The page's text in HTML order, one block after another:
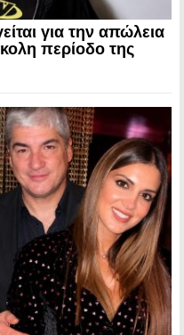
για την απώλεια
περίοδο της